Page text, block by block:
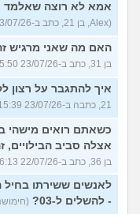
אמא לא רוצה שאלמד
(Alex, בן 21, כתב ב-23/07/26 16:01)
האם מה שאני מרגיש זה
בן 31, כתב ב-23/07/26 15:50)
איך להתגבר על רצון
21, כתבה ב-23/07/26 15:39)
כשאתם רואים מישהי
אצלה סביב הבילויים,
בן 36, כתב ב-22/07/26 16:13)
לאנשים ששירתו בחיל
- להשלים ל-03?
(חימושניק, בן 19,